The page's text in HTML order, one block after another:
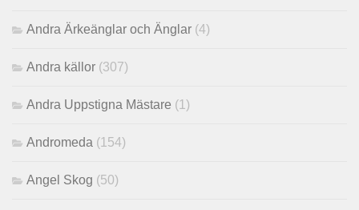
Andra Ärkeänglar och Änglar (4)
Andra källor (307)
Andra Uppstigna Mästare (1)
Andromeda (154)
Angel Skog (50)